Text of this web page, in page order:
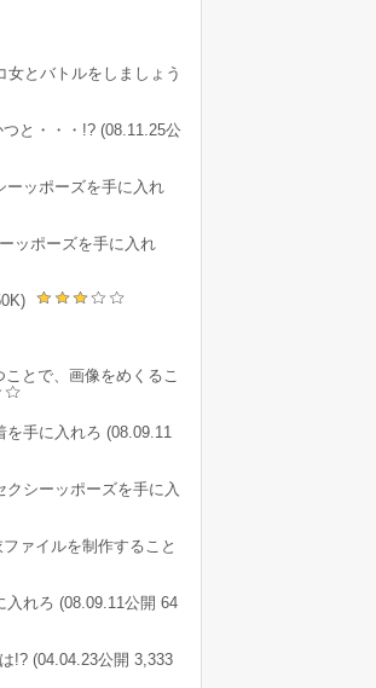
女とバトルをしましょう
と・・・!? (08.11.25公
ーッポーズを手に入れ
ッポーズを手に入れ
とで、画像をめくるこ
を手に入れろ (08.09.11
シーッポーズを手に入
ァイルを制作すること
入れろ (08.09.11公開 64
!? (04.04.23公開 3,333